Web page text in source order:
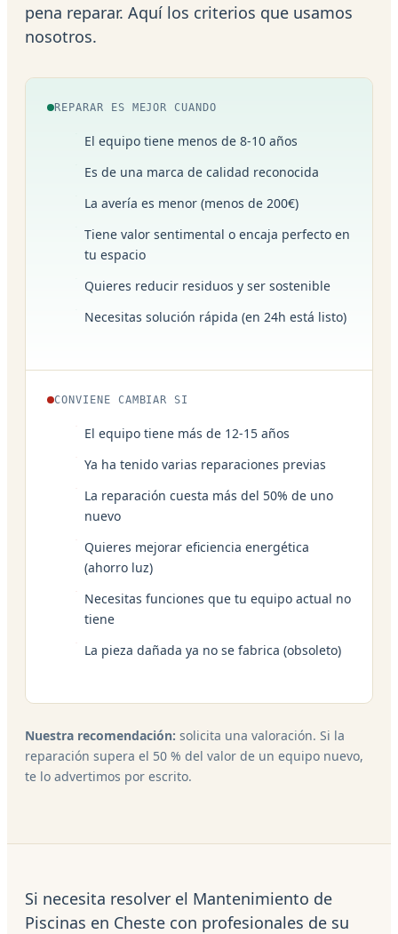
pena reparar. Aquí los criterios que usamos
nosotros.
REPARAR ES MEJOR CUANDO
El equipo tiene menos de 8-10 años
Es de una marca de calidad reconocida
La avería es menor (menos de 200€)
Tiene valor sentimental o encaja perfecto en
tu espacio
Quieres reducir residuos y ser sostenible
Necesitas solución rápida (en 24h está listo)
CONVIENE CAMBIAR SI
El equipo tiene más de 12-15 años
Ya ha tenido varias reparaciones previas
La reparación cuesta más del 50% de uno
nuevo
Quieres mejorar eficiencia energética
(ahorro luz)
Necesitas funciones que tu equipo actual no
tiene
La pieza dañada ya no se fabrica (obsoleto)
Nuestra recomendación: solicita una valoración. Si la
reparación supera el 50 % del valor de un equipo nuevo,
te lo advertimos por escrito.
Si necesita resolver el Mantenimiento de
Piscinas en Cheste con profesionales de su